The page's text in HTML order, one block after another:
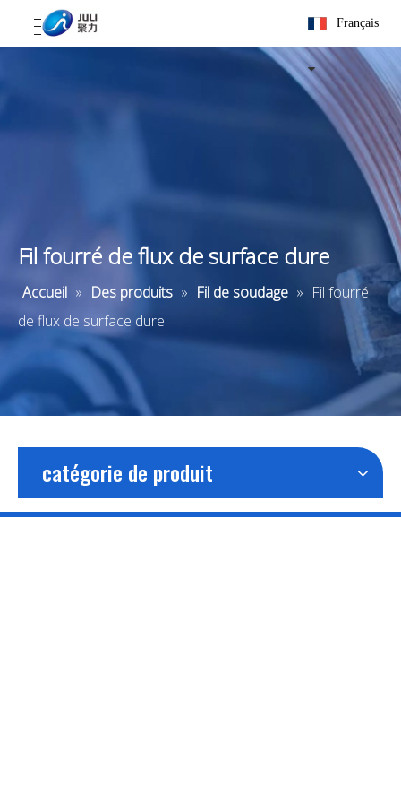
Français
Fil fourré de flux de surface dure
Accueil » Des produits » Fil de soudage » Fil fourré
de flux de surface dure
catégorie de produit